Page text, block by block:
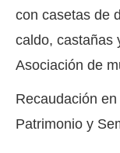
con casetas de
caldo, castañas
Asociación de
Recaudación
Patrimonio y